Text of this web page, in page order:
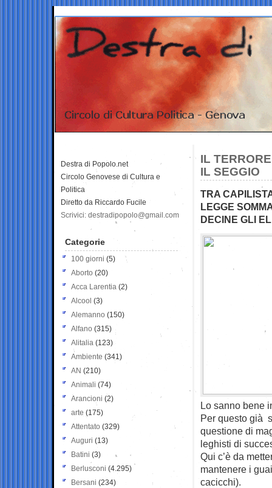
IL
IL SEGGIO
TRA
LEGGE
DECINE GLI
Lo sanno bene
Per questo già
questione di
leghisti di
Qui c’è da
mantenere i
cacicchi).
Destra di Popolo.net
Circolo Genovese di Cultura e
Politica
Diretto da Riccardo Fucile
Scrivici: destradipopolo@gmail.com
Categorie
100 giorni (5)
Aborto (20)
Acca Larentia (2)
Alcool (3)
Alemanno (150)
Alfano (315)
Alitalia (123)
Ambiente (341)
AN (210)
Animali (74)
Arancioni (2)
arte (175)
Attentato (329)
Auguri (13)
Batini (3)
Berlusconi (4.295)
Bersani (234)